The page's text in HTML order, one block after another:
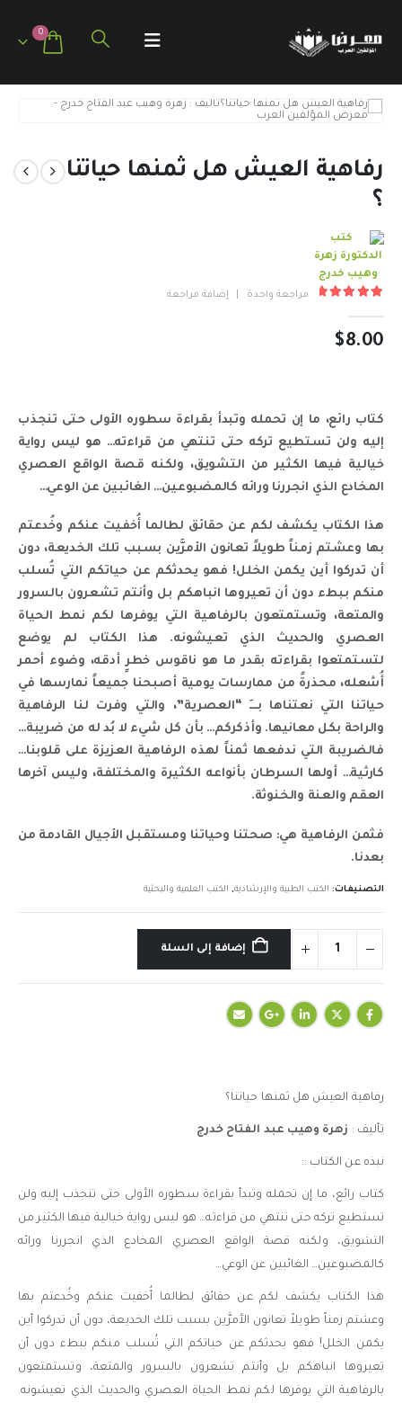
0
رفاهية العيش هل ثمنها حياتنا
؟
مراجعة واحدة إضافة مراجعة
$8.00
كتاب رائع، ما إن تحمله وتبدأ بقراءة سطوره الأولى حتى تنجذب
إليه ولن تستطيع تركه حتى تنتهي من قراءته… هو ليس رواية
خيالية فيها الكثير من التشويق، ولكنه قصة الواقع العصري
المخادع الذي انجررنا ورائه كالمضبوعين… الغائبين عن الوعي…
هذا الكتاب يكشف لكم عن حقائق لطالما أُخفيت عنكم وخُدعتم
بها وعشتم زمناً طويلاً تعانون الأمرَّين بسبب تلك الخديعة، دون
أن تدركوا أين يكمن الخلل! فهو يحدثكم عن حياتكم التي تُسلب
منكم ببطء دون أن تعيروها انباهكم بل وأنتم تشعرون بالسرور
والمتعة، وتستمتعون بالرفاهية التي يوفرها لكم نمط الحياة
العصري والحديث الذي تعيشونه. هذا الكتاب لم يوضع
لتستمتعوا بقراءته بقدر ما هو ناقوس خطرٍ أدقه، وضوء أحمر
أُشعله، محذرةً من ممارسات يومية أصبحنا جميعاً نمارسها في
حياتنا التي نعتناها بـــِ “العصرية”، والتي وفرت لنا الرفاهية
والراحة بكل معانيها. وأذكركم… بأن كل شيء لا بُد له من ضريبة…
فالضريبة التي ندفعها ثمناً لهذه الرفاهية العزيزة على قلوبنا…
كارثية… أولها السرطان بأنواعه الكثيرة والمختلفة، وليس آخرها
العقم والعنة والخنوثة.
فثمن الرفاهية هي: صحتنا وحياتنا ومستقبل الأجيال القادمة من
بعدنا.
التصنيفات: الكتب الطبية والإرشادية, الكتب العلمية والبحثية
إضافة إلى السلة
رفاهية العيش هل ثمنها حياتنا؟
تأليف : زهرة وهيب عبد الفتاح خدرج
نبذه عن الكتاب ::
كتاب رائع، ما إن تحمله وتبدأ بقراءة سطوره الأولى حتى تنجذب إليه ولن
تستطيع تركه حتى تنتهي من قراءته… هو ليس رواية خيالية فيها الكثير من
التشويق، ولكنه قصة الواقع العصري المخادع الذي انجررنا ورائه
كالمضبوعين… الغائبين عن الوعي…
هذا الكتاب يكشف لكم عن حقائق لطالما أُخفيت عنكم وخُدعتم بها
وعشتم زمناً طويلاً تعانون الأمرَّين بسبب تلك الخديعة، دون أن تدركوا أين
يكمن الخلل! فهو يحدثكم عن حياتكم التي تُسلب منكم ببطء دون أن
تعيروها انباهكم بل وأنتم تشعرون بالسرور والمتعة، وتستمتعون
بالرفاهية التي يوفرها لكم نمط الحياة العصري والحديث الذي تعيشونه.